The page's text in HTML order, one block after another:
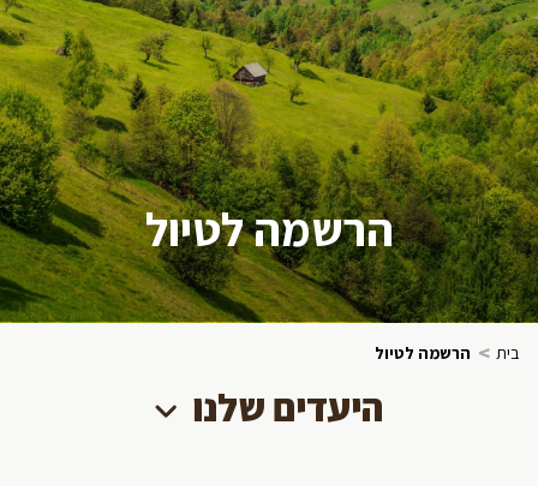
הרשמה לטיול
בית > הרשמה לטיול
היעדים שלנו